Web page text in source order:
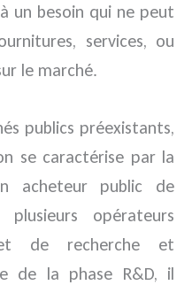
un besoin qui ne peut
services, ou
le marché.
publics préexistants,
se caractérise par la
acheteur public de
opérateurs
de recherche et
de la phase R&D, il